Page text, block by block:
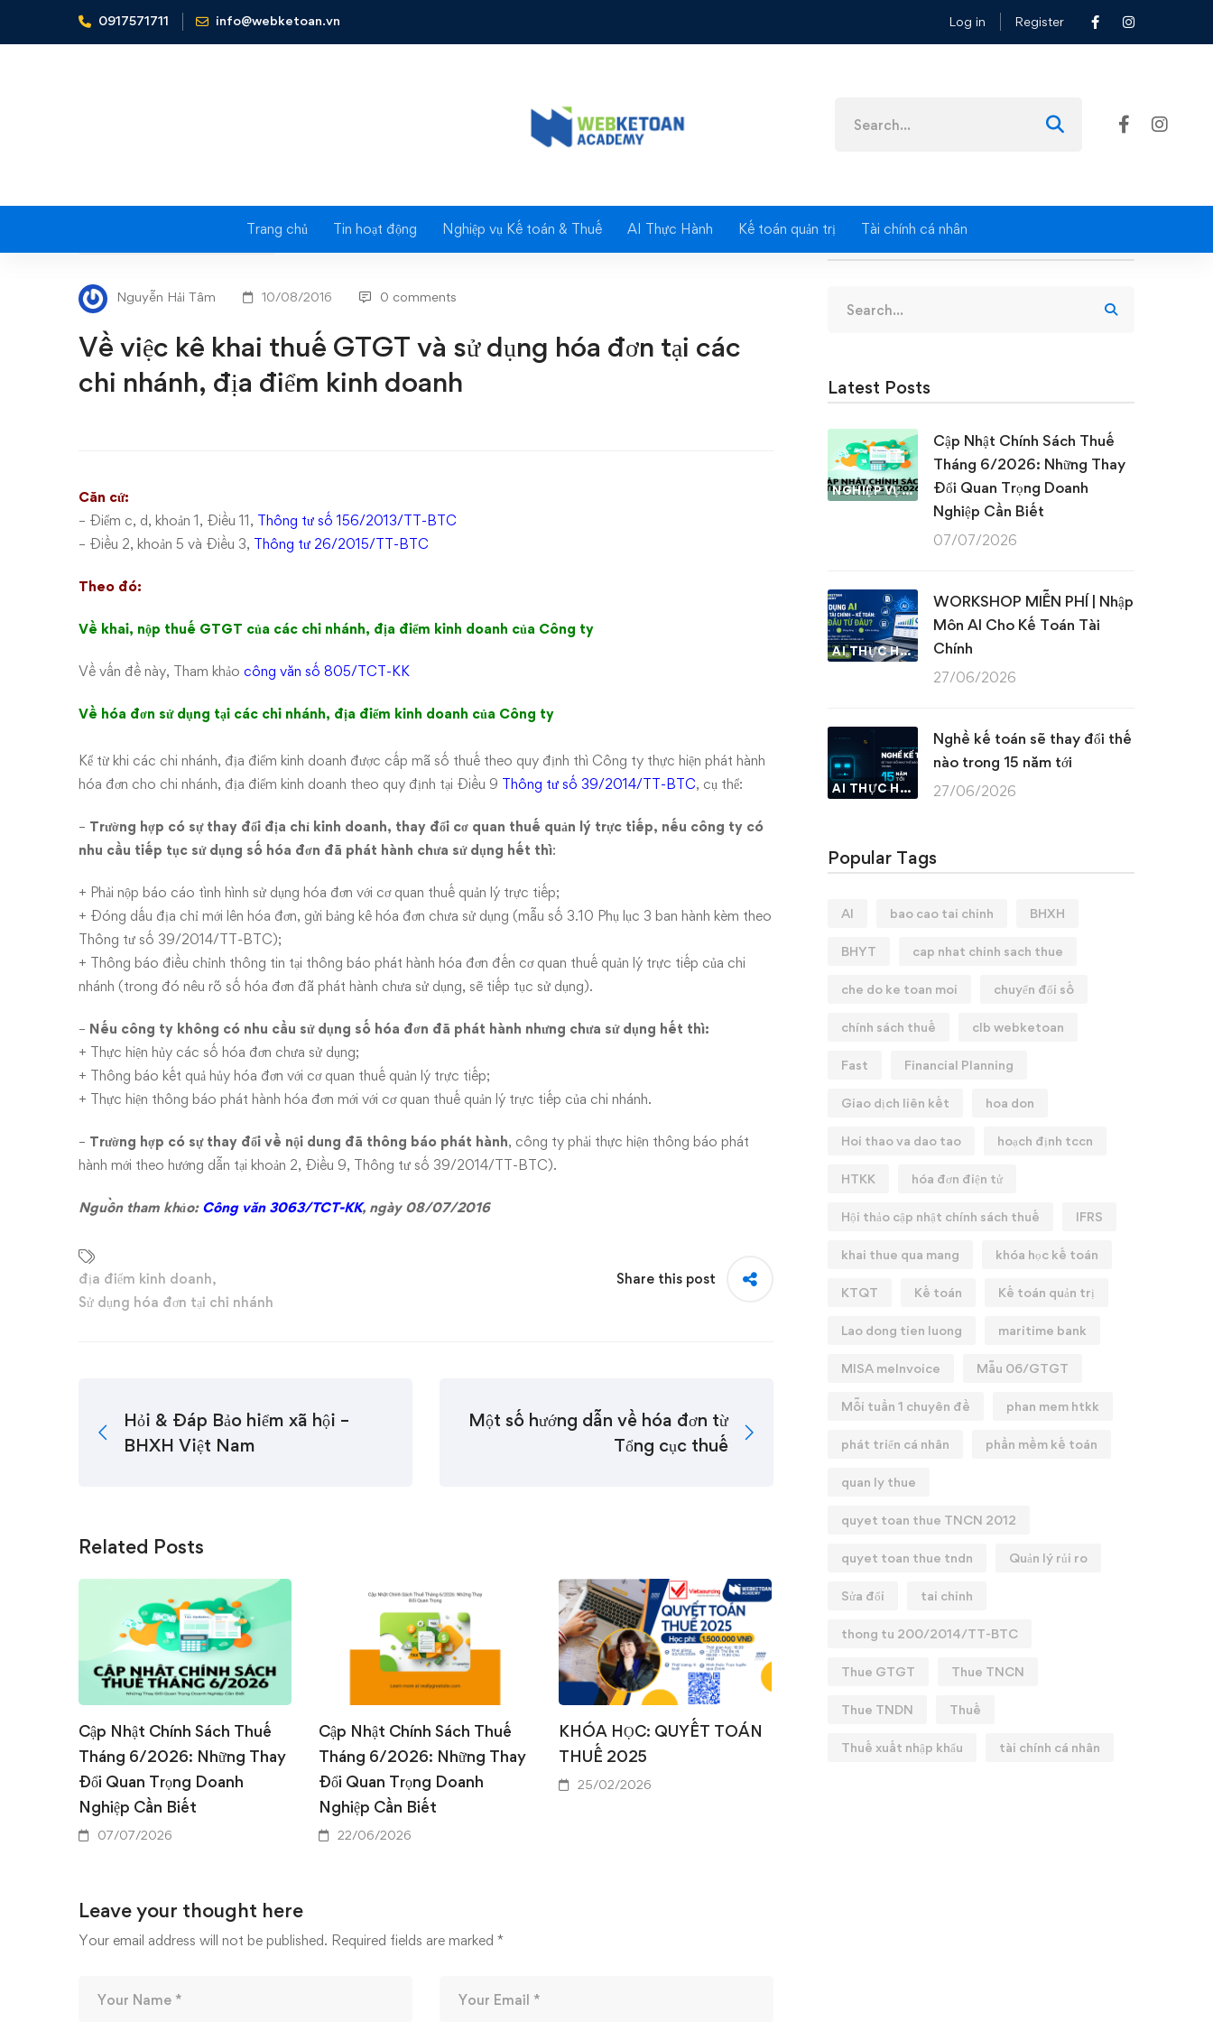
0917571711 info@webketoan.vn Log in Register
for:
Trang chủ Tin hoạt động Nghiệp vụ Kế toán & Thuế AI Thực Hành Kế toán quản trị Tài chính cá nhân
Home Nghiệp vụ Kế toán & Thuế Về việc kê khai thuế GTGT và sử dụng hóa đơn tại các chi nhánh, địa điểm kinh doanh
Về
việc
kê
khai
và
sử
dụng
hóa
đơn
tại
các
chi
nhánh,
địa
điểm
kinh
doanh
Nguyễn Hải Tâm 10/08/2016 0 comments
Về việc kê khai thuế GTGT và sử dụng hóa đơn tại các
chi nhánh, địa điểm kinh doanh
Căn cứ:
– Điểm c, d, khoản 1, Điều 11, Thông tư số 156/2013/TT-BTC
– Điều 2, khoản 5 và Điều 3, Thông tư 26/2015/TT-BTC
Theo đó:
Về khai, nộp thuế GTGT của các chi nhánh, địa điểm kinh doanh của Công ty
Về vấn đề này, Tham khảo công văn số 805/TCT-KK
Về hóa đơn sử dụng tại các chi nhánh, địa điểm kinh doanh của Công ty
Kể từ khi các chi nhánh, địa điểm kinh doanh được cấp mã số thuế theo quy định thì Công ty thực hiện phát hành
hóa đơn cho chi nhánh, địa điểm kinh doanh theo quy định tại Điều 9 Thông tư số 39/2014/TT-BTC, cụ thể:
– Trường hợp có sự thay đổi địa chỉ kinh doanh, thay đổi cơ quan thuế quản lý trực tiếp, nếu công ty có
nhu cầu tiếp tục sử dụng số hóa đơn đã phát hành chưa sử dụng hết thì:
+ Phải nộp báo cáo tình hình sử dụng hóa đơn với cơ quan thuế quản lý trực tiếp;
+ Đóng dấu địa chỉ mới lên hóa đơn, gửi bảng kê hóa đơn chưa sử dụng (mẫu số 3.10 Phụ lục 3 ban hành kèm theo
Thông tư số 39/2014/TT-BTC);
+ Thông báo điều chỉnh thông tin tại thông báo phát hành hóa đơn đến cơ quan thuế quản lý trực tiếp của chi
nhánh (trong đó nêu rõ số hóa đơn đã phát hành chưa sử dụng, sẽ tiếp tục sử dụng).
– Nếu công ty không có nhu cầu sử dụng số hóa đơn đã phát hành nhưng chưa sử dụng hết thì:
+ Thực hiện hủy các số hóa đơn chưa sử dụng;
+ Thông báo kết quả hủy hóa đơn với cơ quan thuế quản lý trực tiếp;
+ Thực hiện thông báo phát hành hóa đơn mới với cơ quan thuế quản lý trực tiếp của chi nhánh.
– Trường hợp có sự thay đổi về nội dung đã thông báo phát hành, công ty phải thực hiện thông báo phát
hành mới theo hướng dẫn tại khoản 2, Điều 9, Thông tư số 39/2014/TT-BTC).
Nguồn tham khảo: Công văn 3063/TCT-KK, ngày 08/07/2016
địa điểm kinh doanh,
Sử dụng hóa đơn tại chi nhánh
Share this post
Hỏi & Đáp Bảo hiểm xã hội –
BHXH Việt Nam
Một số hướng dẫn về hóa đơn từ
Tổng cục thuế
Related Posts
Cập Nhật Chính Sách Thuế
Tháng 6/2026: Những Thay
Đổi Quan Trọng Doanh
Nghiệp Cần Biết
07/07/2026
Cập Nhật Chính Sách Thuế
Tháng 6/2026: Những Thay
Đổi Quan Trọng Doanh
Nghiệp Cần Biết
22/06/2026
KHÓA HỌC: QUYẾT TOÁN
THUẾ 2025
25/02/2026
09 ĐIỂM MỚI THUẾ GTGT
01/07/2025
Leave your thought here
Your email address will not be published. Required fields are marked *
for:
Latest Posts
NGHIỆP VỤ KẾ TOÁN & THUẾ
Cập Nhật Chính Sách Thuế
Tháng 6/2026: Những Thay
Đổi Quan Trọng Doanh
Nghiệp Cần Biết
07/07/2026
AI THỰC HÀNH
WORKSHOP MIỄN PHÍ | Nhập
Môn AI Cho Kế Toán Tài
Chính
27/06/2026
AI THỰC HÀNH
Nghề kế toán sẽ thay đổi thế
nào trong 15 năm tới
27/06/2026
Popular Tags
AI bao cao tai chinh BHXH
BHYT cap nhat chinh sach thue
che do ke toan moi chuyển đổi số
chính sách thuế clb webketoan
Fast Financial Planning
Giao dịch liên kết hoa don
Hoi thao va dao tao hoạch định tccn
HTKK hóa đơn điện tử
Hội thảo cập nhật chính sách thuế IFRS
khai thue qua mang khóa học kế toán
KTQT Kế toán Kế toán quản trị
Lao dong tien luong maritime bank
MISA meInvoice Mẫu 06/GTGT
Mỗi tuần 1 chuyên đề phan mem htkk
phát triển cá nhân phần mềm kế toán
quan ly thue
quyet toan thue TNCN 2012
quyet toan thue tndn Quản lý rủi ro
Sửa đổi tai chinh
thong tu 200/2014/TT-BTC
Thue GTGT Thue TNCN
Thue TNDN Thuế
Thuế xuất nhập khẩu tài chính cá nhân